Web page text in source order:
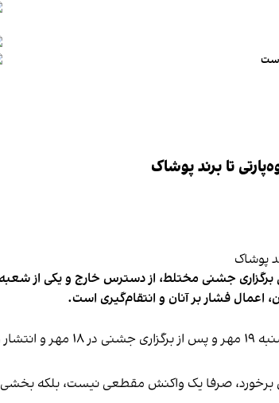
تا برند پوشاک
جشنی مختلط، از دسترس خارج و یکی از
اعمال فشار بر آنان و انتقام‌گیری است.
برخی رسانه‌ها در ایران گزارش دادند
صرفا یک واکنش مقطعی نیست، بلکه بخشی از